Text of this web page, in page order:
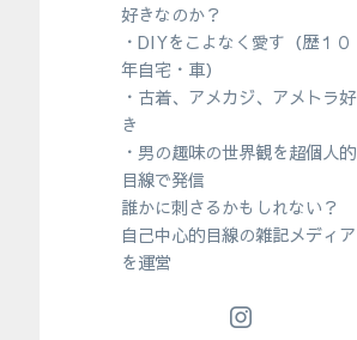
好きなのか？
・DIYをこよなく愛す（歴１０
年自宅・車）
・古着、アメカジ、アメトラ好
き
・男の趣味の世界観を超個人的
目線で発信
誰かに刺さるかもしれない？
自己中心的目線の雑記メディア
を運営